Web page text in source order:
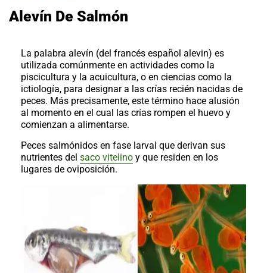
Agrotendencia
Planes
Glosario
Agroshow
Regístrate
suscríbete
al
boletín
Contáctenos
Acuicultura
Agricultura
Cultivos
Ganadería
Alevín De Salmón
La palabra alevín (del francés español alevin) es
utilizada comúnmente en actividades como la
piscicultura y la acuicultura, o en ciencias como la
ictiología, para designar a las crías recién nacidas de
peces. Más precisamente, este término hace alusión
al momento en el cual las crías rompen el huevo y
comienzan a alimentarse.
Peces salmónidos en fase larval que derivan sus
nutrientes del saco vitelino y que residen en los
lugares de oviposición.